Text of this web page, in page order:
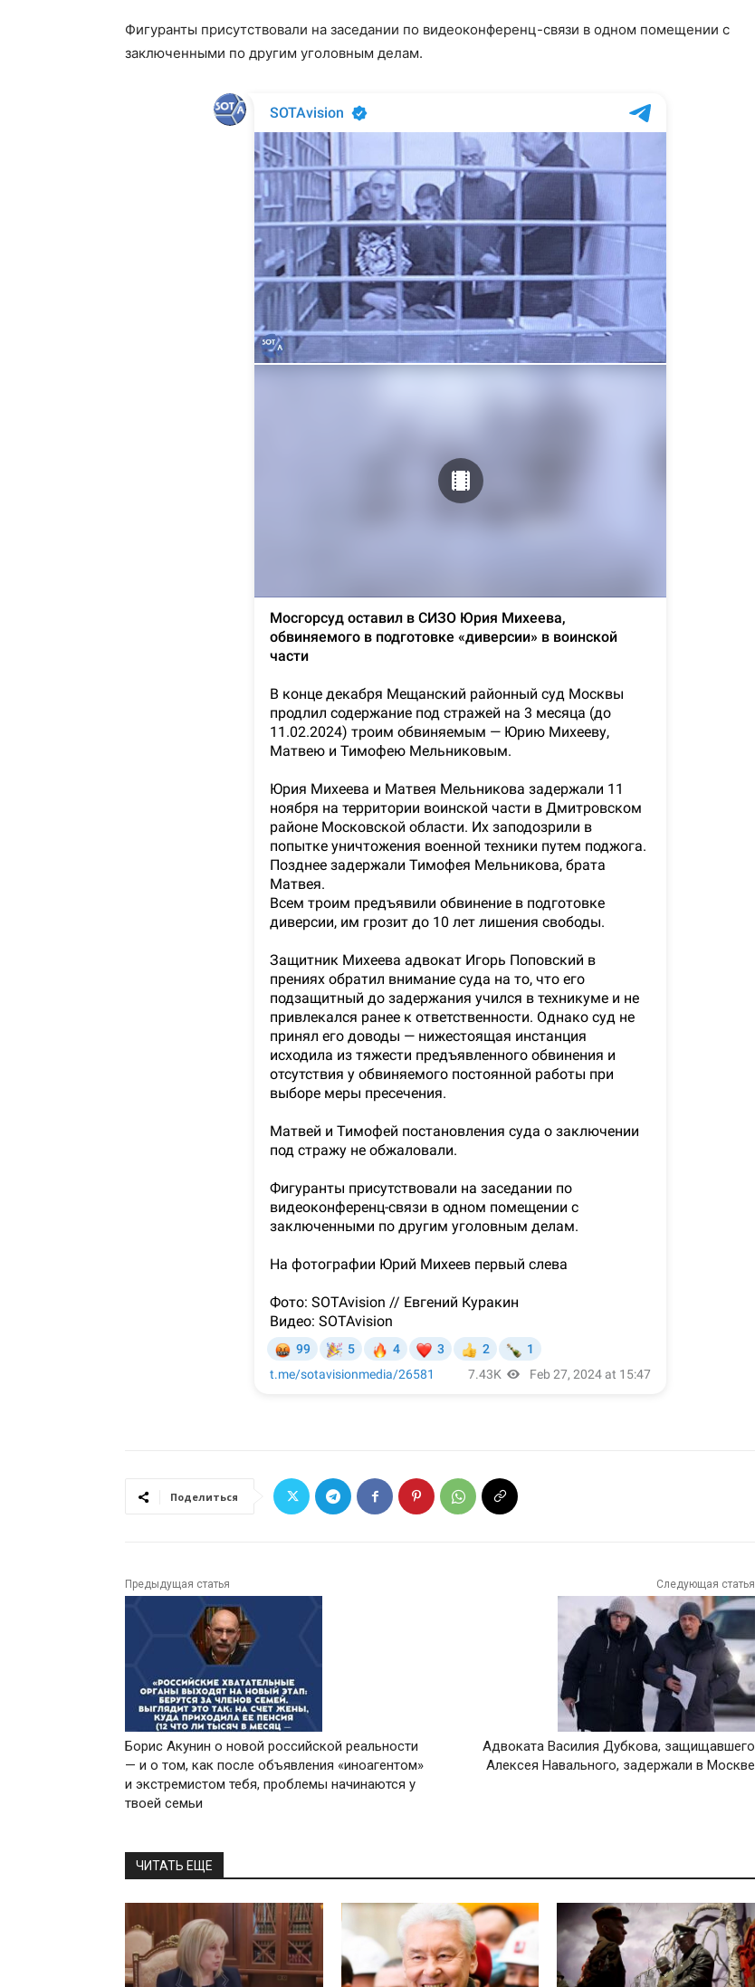
Фигуранты присутствовали на заседании по видеоконференц-связи в одном помещении с
заключенными по другим уголовным делам.
Поделиться
Предыдущая статья
Борис Акунин о новой российской реальности
— и о том, как после объявления «иноагентом»
и экстремистом тебя, проблемы начинаются у
твоей семьи
Следующая статья
Адвоката Василия Дубкова, защищавшего
Алексея Навального, задержали в Москве
ЧИТАТЬ ЕЩЕ